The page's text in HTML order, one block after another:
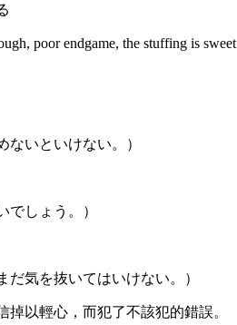
poor endgame, the stuffing is sweet
ないといけない。）
でしょう。）
だ気を抜いてはいけない。）
以輕心，而犯了不該犯的錯誤。